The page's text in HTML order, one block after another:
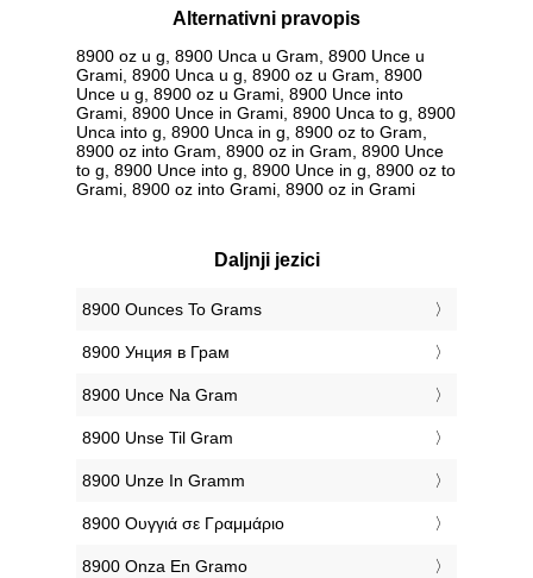
Alternativni pravopis
8900 oz u g, 8900 Unca u Gram, 8900 Unce u
Grami, 8900 Unca u g, 8900 oz u Gram, 8900
Unce u g, 8900 oz u Grami, 8900 Unce into
Grami, 8900 Unce in Grami, 8900 Unca to g, 8900
Unca into g, 8900 Unca in g, 8900 oz to Gram,
8900 oz into Gram, 8900 oz in Gram, 8900 Unce
to g, 8900 Unce into g, 8900 Unce in g, 8900 oz to
Grami, 8900 oz into Grami, 8900 oz in Grami
Daljnji jezici
‎8900 Ounces To Grams
‎8900 Унция в Грам
‎8900 Unce Na Gram
‎8900 Unse Til Gram
‎8900 Unze In Gramm
‎8900 Ουγγιά σε Γραμμάριο
‎8900 Onza En Gramo